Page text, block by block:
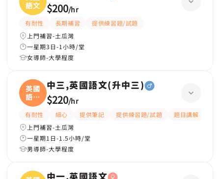
語文
$200/hr
有耐性 長期補習
提供練習題/試題
上門補習-土瓜灣
一星期3日-1小時/堂
女導師-大學程度
英國
語文
(
中三,英國語文(升中三)
$220/hr
有耐性 細心 提供筆記 提供練習題/試題 題目講解
上門補習-土瓜灣
一星期1日-1.5小時/堂
男導師-大學程度